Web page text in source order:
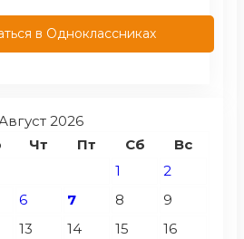
в Одноклассниках
2026
Чт Пт Сб Вс
1
2
6 7 8
9
13 14 15
16